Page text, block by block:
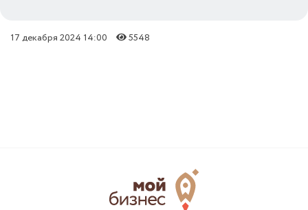
17 декабря 2024 14:00 5548